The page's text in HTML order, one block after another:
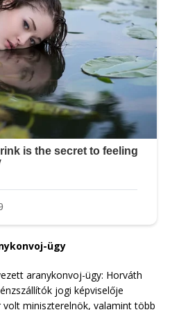
ügy
aranykonvoj-ügy: Horváth
jogi képviselője
miniszterelnök, valamint több